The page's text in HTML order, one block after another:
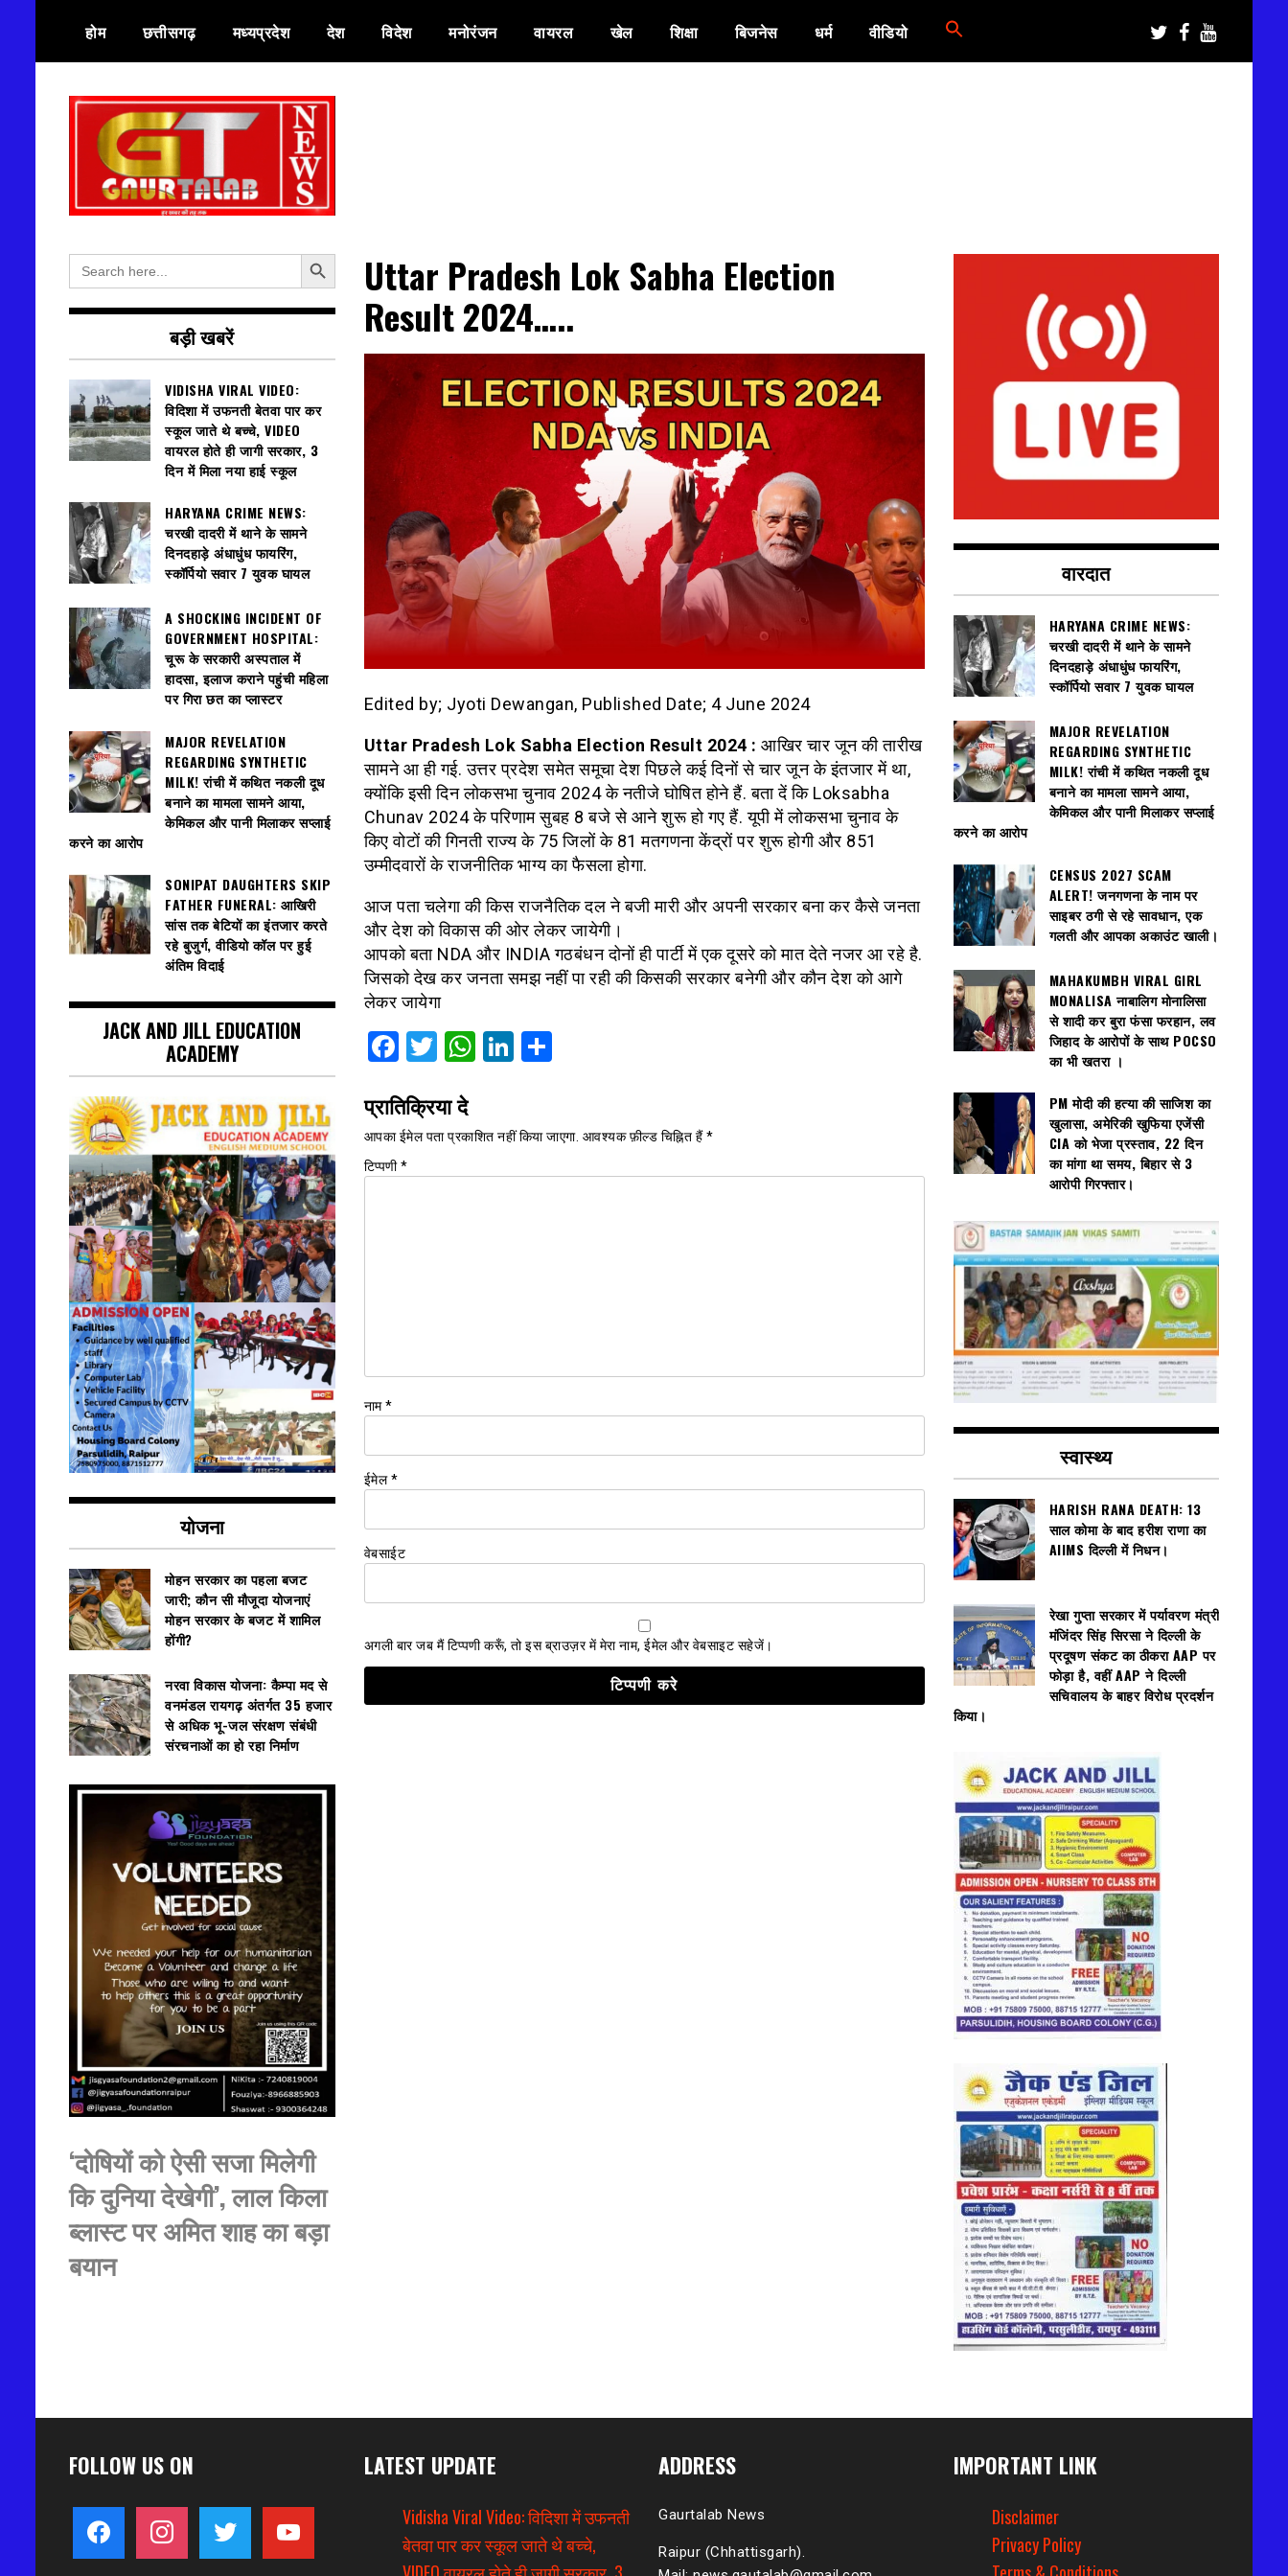
content
होम छत्तीसगढ़ मध्यप्रदेश देश विदेश मनोरंजन वायरल खेल शिक्षा बिजनेस धर्म वीडियो
गौरतलब न्यूज
Uttar Pradesh Lok Sabha Election
Result 2024…..
Edited by; Jyoti Dewangan, Published Date; 4 June 2024
Uttar Pradesh Lok Sabha Election Result 2024 : आखिर चार जून की तारीख
सामने आ ही गई. उत्तर प्रदेश समेत समूचा देश पिछले कई दिनों से चार जून के इंतजार में था,
क्योंकि इसी दिन लोकसभा चुनाव 2024 के नतीजे घोषित होने हैं. बता दें कि Loksabha
Chunav 2024 के परिणाम सुबह 8 बजे से आने शुरू हो गए हैं. यूपी में लोकसभा चुनाव के
किए वोटों की गिनती राज्य के 75 जिलों के 81 मतगणना केंद्रों पर शुरू होगी और 851
उम्मीदवारों के राजनीतिक भाग्य का फैसला होगा.
आज पता चलेगा की किस राजनैतिक दल ने बजी मारी और अपनी सरकार बना कर कैसे जनता
और देश को विकास की ओर लेकर जायेगी।
आपको बता NDA और INDIA गठबंधन दोनों ही पार्टी में एक दूसरे को मात देते नजर आ रहे है.
जिसको देख कर जनता समझ नहीं पा रही की किसकी सरकार बनेगी और कौन देश को आगे
लेकर जायेगा
Facebook
Twitter
WhatsApp
LinkedIn
Share
प्रातिक्रिया दे
आपका ईमेल पता प्रकाशित नहीं किया जाएगा. आवश्यक फ़ील्ड चिह्नित हैं*
टिप्पणी*
नाम*
ईमेल*
वेबसाईट
अगली बार जब मैं टिप्पणी करूँ, तो इस ब्राउज़र में मेरा नाम, ईमेल और वेबसाइट सहेजें।
Search
for:
Search Button
बड़ी खबरें
VIDISHA VIRAL VIDEO:
विदिशा में उफनती बेतवा पार कर
स्कूल जाते थे बच्चे, VIDEO
वायरल होते ही जागी सरकार, 3
दिन में मिला नया हाई स्कूल
HARYANA CRIME NEWS:
चरखी दादरी में थाने के सामने
दिनदहाड़े अंधाधुंध फायरिंग,
स्कॉर्पियो सवार 7 युवक घायल
A SHOCKING INCIDENT OF
GOVERNMENT HOSPITAL:
चूरू के सरकारी अस्पताल में
हादसा, इलाज कराने पहुंची महिला
पर गिरा छत का प्लास्टर
MAJOR REVELATION
REGARDING SYNTHETIC
MILK! रांची में कथित नकली दूध
बनाने का मामला सामने आया,
केमिकल और पानी मिलाकर सप्लाई
करने का आरोप
SONIPAT DAUGHTERS SKIP
FATHER FUNERAL: आखिरी
सांस तक बेटियों का इंतजार करते
रहे बुजुर्ग, वीडियो कॉल पर हुई
अंतिम विदाई
JACK AND JILL EDUCATION
ACADEMY
योजना
मोहन सरकार का पहला बजट
जारी; कौन सी मौजूदा योजनाएं
मोहन सरकार के बजट में शामिल
होंगी?
नरवा विकास योजना: कैम्पा मद से
वनमंडल रायगढ़ अंतर्गत 35 हजार
से अधिक भू-जल संरक्षण संबंधी
संरचनाओं का हो रहा निर्माण
‘दोषियों को ऐसी सजा मिलेगी
कि दुनिया देखेगी’, लाल किला
ब्लास्ट पर अमित शाह का बड़ा
बयान
वारदात
HARYANA CRIME NEWS:
चरखी दादरी में थाने के सामने
दिनदहाड़े अंधाधुंध फायरिंग,
स्कॉर्पियो सवार 7 युवक घायल
MAJOR REVELATION
REGARDING SYNTHETIC
MILK! रांची में कथित नकली दूध
बनाने का मामला सामने आया,
केमिकल और पानी मिलाकर सप्लाई
करने का आरोप
CENSUS 2027 SCAM
ALERT! जनगणना के नाम पर
साइबर ठगी से रहे सावधान, एक
गलती और आपका अकाउंट खाली।
MAHAKUMBH VIRAL GIRL
MONALISA नाबालिग मोनालिसा
से शादी कर बुरा फंसा फरहान, लव
जिहाद के आरोपों के साथ POCSO
का भी खतरा ।
PM मोदी की हत्या की साजिश का
खुलासा, अमेरिकी खुफिया एजेंसी
CIA को भेजा प्रस्ताव, 22 दिन
का मांगा था समय, बिहार से 3
आरोपी गिरफ्तार।
स्वास्थ्य
HARISH RANA DEATH: 13
साल कोमा के बाद हरीश राणा का
AIIMS दिल्ली में निधन।
रेखा गुप्ता सरकार में पर्यावरण मंत्री
मंजिंदर सिंह सिरसा ने दिल्ली के
प्रदूषण संकट का ठीकरा AAP पर
फोड़ा है, वहीं AAP ने दिल्ली
सचिवालय के बाहर विरोध प्रदर्शन
किया।
FOLLOW US ON
facebook instagram twitter youtube
LATEST UPDATE
Vidisha Viral Video: विदिशा में उफनती
बेतवा पार कर स्कूल जाते थे बच्चे,
ADDRESS
Gaurtalab News
Raipur (Chhattisgarh).
IMPORTANT LINK
Disclaimer
Privacy Policy